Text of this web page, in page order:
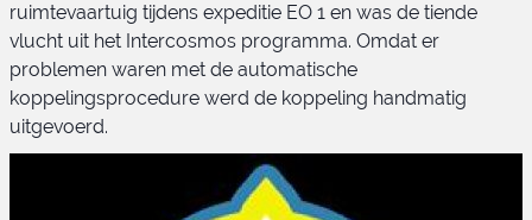
ruimtevaartuig tijdens expeditie EO 1 en was de tiende
vlucht uit het Intercosmos programma. Omdat er
problemen waren met de automatische
koppelingsprocedure werd de koppeling handmatig
uitgevoerd.